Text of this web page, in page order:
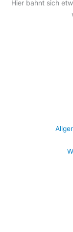
Hier bahnt sich